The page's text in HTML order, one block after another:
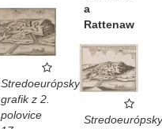
a
Rattenaw
Stredoeurópsky
grafik z 2.
polovice
Stredoeurópsky